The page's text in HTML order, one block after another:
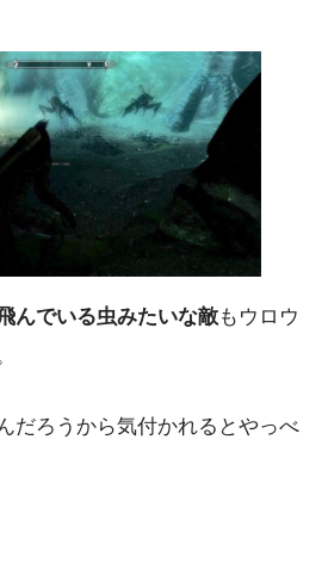
んでいる虫みたいな敵もウロウ
だろうから気付かれるとやっべ